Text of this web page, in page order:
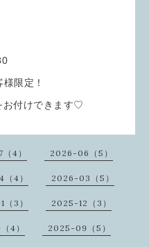
限定！
お付けできます♡
4） 2026-06（5）
4） 2026-03（5）
3） 2025-12（3）
4） 2025-09（5）